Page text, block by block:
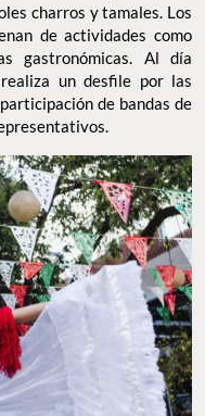
charros y tamales. Los
de actividades como
gastronómicas. Al día
un desfile por las
de bandas de